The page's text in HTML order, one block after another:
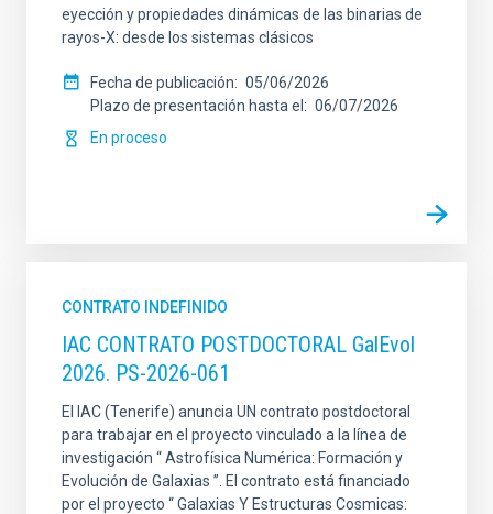
eyección y propiedades dinámicas de las binarias de
rayos-X: desde los sistemas clásicos
Fecha de publicación
05/06/2026
Plazo de presentación hasta el
06/07/2026
En proceso
CONTRATO INDEFINIDO
IAC CONTRATO POSTDOCTORAL GalEvol
2026. PS-2026-061
El IAC (Tenerife) anuncia UN contrato postdoctoral
para trabajar en el proyecto vinculado a la línea de
investigación “ Astrofísica Numérica: Formación y
Evolución de Galaxias ”. El contrato está financiado
por el proyecto “ Galaxias Y Estructuras Cosmicas: